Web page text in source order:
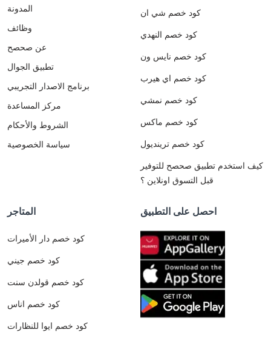
المدونة
وظائف
عن صحصح
تطبيق الجوال
برنامج الاصدار التجريبي
مركز المساعدة
الشروط والأحكام
سياسة الخصوصية
كود خصم شي ان
كود خصم النهدي
كود خصم نايس ون
كود خصم اي هيرب
كود خصم نمشي
كود خصم ماكس
كود خصم ترينديول
كيف استخدم تطبيق صحصح للتوفير
قبل التسوق اونلاين ؟
المتاجر
كود خصم دار الأميرات
كود خصم جيني
كود خصم قولدن سنت
كود خصم اناس
كود خصم ايوا للنظارات
احصل على التطبيق